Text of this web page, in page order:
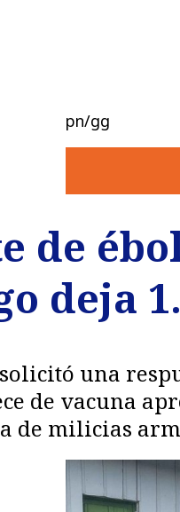
pn/gg
de
deja
una
de vacuna
de milicias